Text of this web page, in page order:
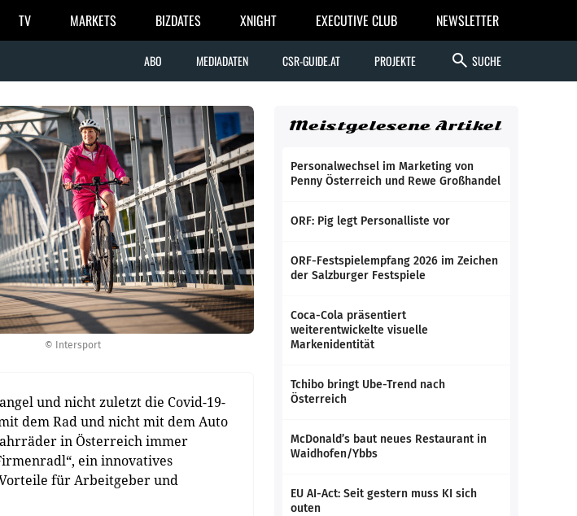
TV MARKETS BIZDATES XNIGHT EXECUTIVE CLUB NEWSLETTER
ABO MEDIADATEN CSR-GUIDE.AT PROJEKTE search SUCHE
© Intersport
und nicht zuletzt die Covid-19-
dem Rad und nicht mit dem Auto
in Österreich immer
ein innovatives
für Arbeitgeber und
Meistgelesene Artikel
Personalwechsel im Marketing von
Penny Österreich und Rewe Großhandel
ORF: Pig legt Personalliste vor
ORF-Festspielempfang 2026 im Zeichen
der Salzburger Festspiele
Coca-Cola präsentiert
weiterentwickelte visuelle
Markenidentität
Tchibo bringt Ube-Trend nach
Österreich
McDonald’s baut neues Restaurant in
Waidhofen/Ybbs
EU AI-Act: Seit gestern muss KI sich
outen